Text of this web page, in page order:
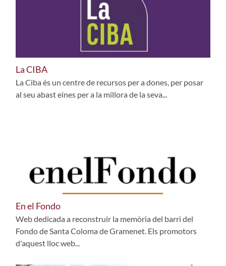
La CIBA
La Ciba és un centre de recursos per a dones, per posar
al seu abast eines per a la millora de la seva...
En el Fondo
Web dedicada a reconstruir la memòria del barri del
Fondo de Santa Coloma de Gramenet. Els promotors
d'aquest lloc web...